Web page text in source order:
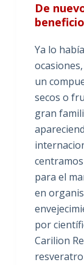
De
Ya lo
un
secos o
gran
para el
en
por
Carilion